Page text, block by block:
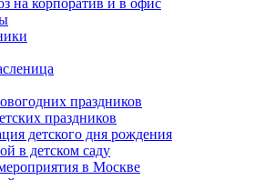
на корпоратив и в офис
праздников
праздников
детского дня рождения
в детском саду
в Москве